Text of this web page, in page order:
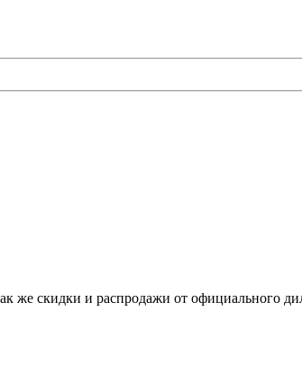
же скидки и распродажи от официального